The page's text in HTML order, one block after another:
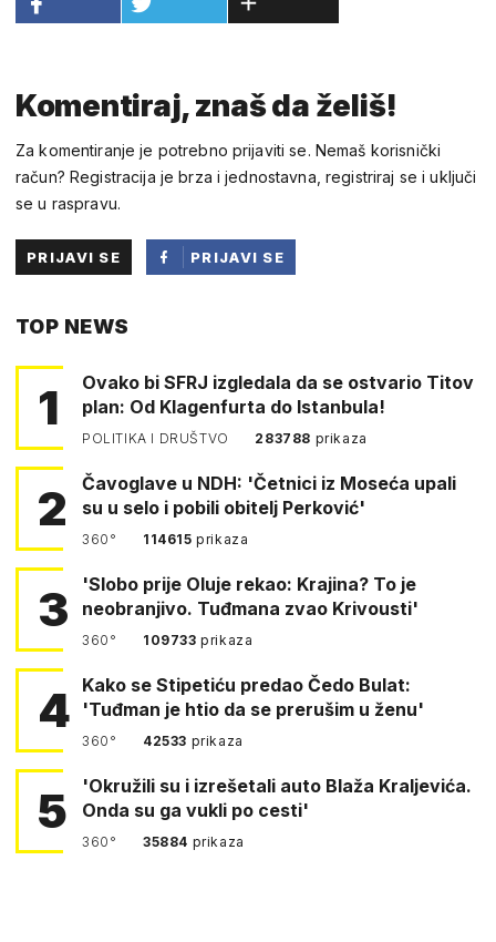
Komentiraj, znaš da želiš!
Za komentiranje je potrebno prijaviti se. Nemaš korisnički
račun? Registracija je brza i jednostavna, registriraj se i uključi
se u raspravu.
PRIJAVI SE
PRIJAVI SE
TOP NEWS
1
Ovako bi SFRJ izgledala da se ostvario Titov
plan: Od Klagenfurta do Istanbula!
POLITIKA I DRUŠTVO 283788 prikaza
2
Čavoglave u NDH: 'Četnici iz Moseća upali
su u selo i pobili obitelj Perković'
360° 114615prikaza
3
'Slobo prije Oluje rekao: Krajina? To je
neobranjivo. Tuđmana zvao Krivousti'
360° 109733prikaza
4 Kako se Stipetiću predao Čedo Bulat:
'Tuđman je htio da se prerušim u ženu'
360° 42533 prikaza
5
'Okružili su i izrešetali auto Blaža Kraljevića.
Onda su ga vukli po cesti'
360° 35884 prikaza